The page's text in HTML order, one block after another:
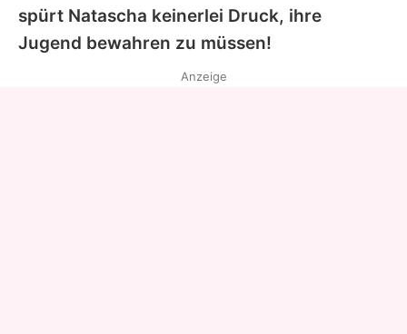
spürt Natascha keinerlei Druck, ihre
Jugend bewahren zu müssen!
Anzeige